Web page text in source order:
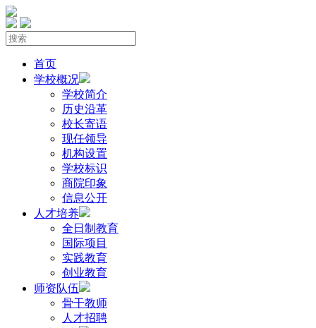
首页
学校概况
学校简介
历史沿革
校长寄语
现任领导
机构设置
学校标识
商院印象
信息公开
人才培养
全日制教育
国际项目
实践教育
创业教育
师资队伍
骨干教师
人才招聘